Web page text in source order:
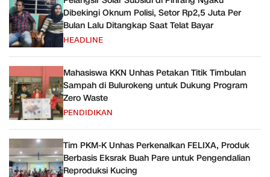
Dibekingi Oknum Polisi, Setor Rp2,5 Juta Per
Bulan Lalu Ditangkap Saat Telat Bayar
HEADLINE
Mahasiswa KKN Unhas Petakan Titik Timbulan
Sampah di Bulurokeng untuk Dukung Program
Zero Waste
PENDIDIKAN
Tim PKM-K Unhas Perkenalkan FELIXA, Produk
Berbasis Eksrak Buah Pare untuk Pengendalian
Reproduksi Kucing